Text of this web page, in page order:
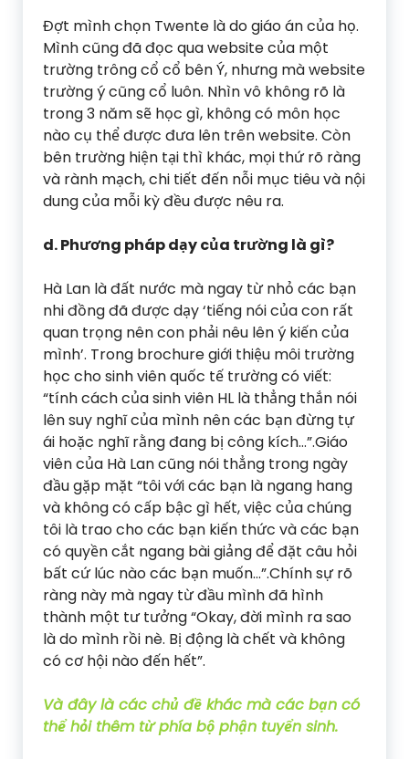
Đợt mình chọn Twente là do giáo án của họ.
Mình cũng đã đọc qua website của một
trường trông cổ cổ bên Ý, nhưng mà website
trường ý cũng cổ luôn. Nhìn vô không rõ là
trong 3 năm sẽ học gì, không có môn học
nào cụ thể được đưa lên trên website. Còn
bên trường hiện tại thì khác, mọi thứ rõ ràng
và rành mạch, chi tiết đến nỗi mục tiêu và nội
dung của mỗi kỳ đều được nêu ra.
d. Phương pháp dạy của trường là gì?
Hà Lan là đất nước mà ngay từ nhỏ các bạn
nhi đồng đã được dạy ‘tiếng nói của con rất
quan trọng nên con phải nêu lên ý kiến của
mình’. Trong brochure giới thiệu môi trường
học cho sinh viên quốc tế trường có viết:
“tính cách của sinh viên HL là thẳng thắn nói
lên suy nghĩ của mình nên các bạn đừng tự
ái hoặc nghĩ rằng đang bị công kích…”.Giáo
viên của Hà Lan cũng nói thẳng trong ngày
đầu gặp mặt “tôi với các bạn là ngang hang
và không có cấp bậc gì hết, việc của chúng
tôi là trao cho các bạn kiến thức và các bạn
có quyền cắt ngang bài giảng để đặt câu hỏi
bất cứ lúc nào các bạn muốn…”.Chính sự rõ
ràng này mà ngay từ đầu mình đã hình
thành một tư tưởng “Okay, đời mình ra sao
là do mình rồi nè. Bị động là chết và không
có cơ hội nào đến hết”.
Và đây là các chủ đề khác mà các bạn có
thể hỏi thêm từ phía bộ phận tuyển sinh.